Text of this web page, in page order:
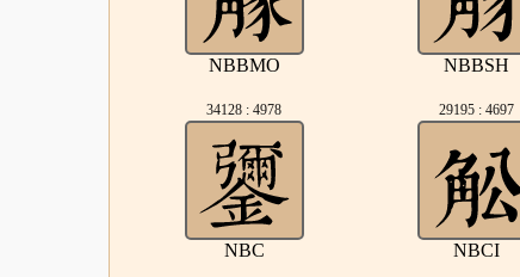
NBBMO NBBSH
34128 : 4978
NBC
29195 : 4697
NBCI